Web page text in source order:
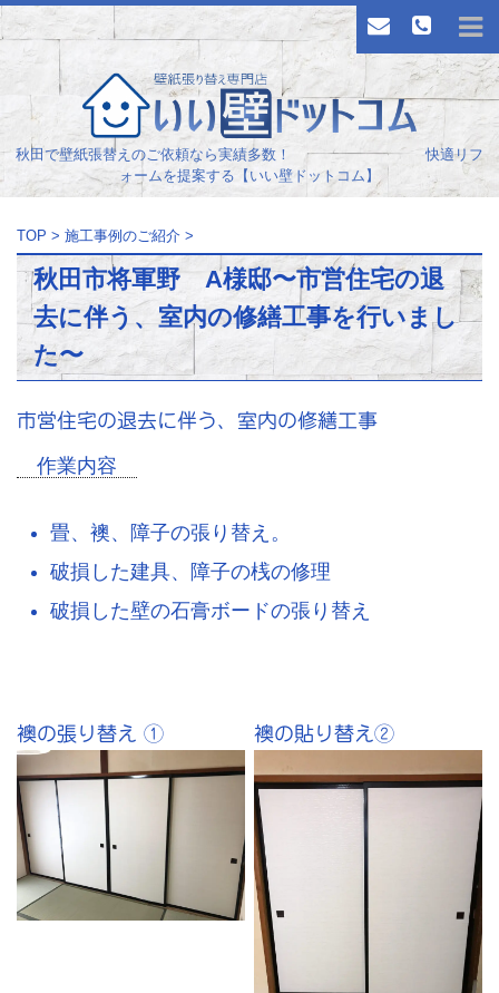
秋田で壁紙張替えのご依頼なら実績多数！ 快適リフ
ォームを提案する【いい壁ドットコム】
TOP > 施工事例のご紹介 >
秋田市将軍野 A様邸〜市営住宅の退
去に伴う、室内の修繕工事を行いまし
た〜
市営住宅の退去に伴う、室内の修繕工事
作業内容
畳、襖、障子の張り替え。
破損した建具、障子の桟の修理
破損した壁の石膏ボードの張り替え
襖の張り替え ① 襖の貼り替え②